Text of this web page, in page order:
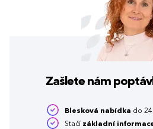
Zašlete nám
Blesková nabídka do
Stačí základní